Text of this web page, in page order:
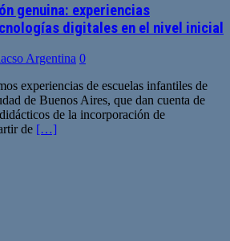
genuina: experiencias
digitales en el nivel inicial
Argentina 0
experiencias de escuelas infantiles de
de Buenos Aires, que dan cuenta de
de la incorporación de
de […]